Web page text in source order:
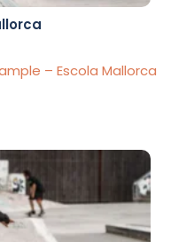
– Escola Mallorca